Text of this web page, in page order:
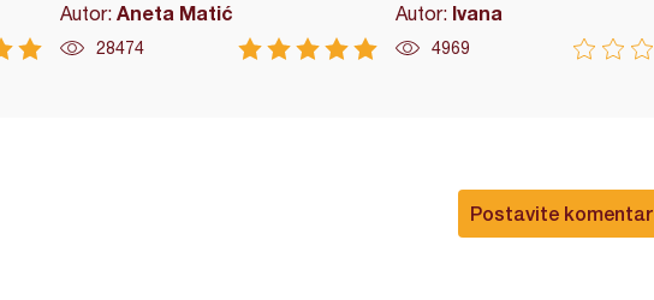
Autor: Aneta Matić
28474
Autor: Ivana
4969
Postavite komentar